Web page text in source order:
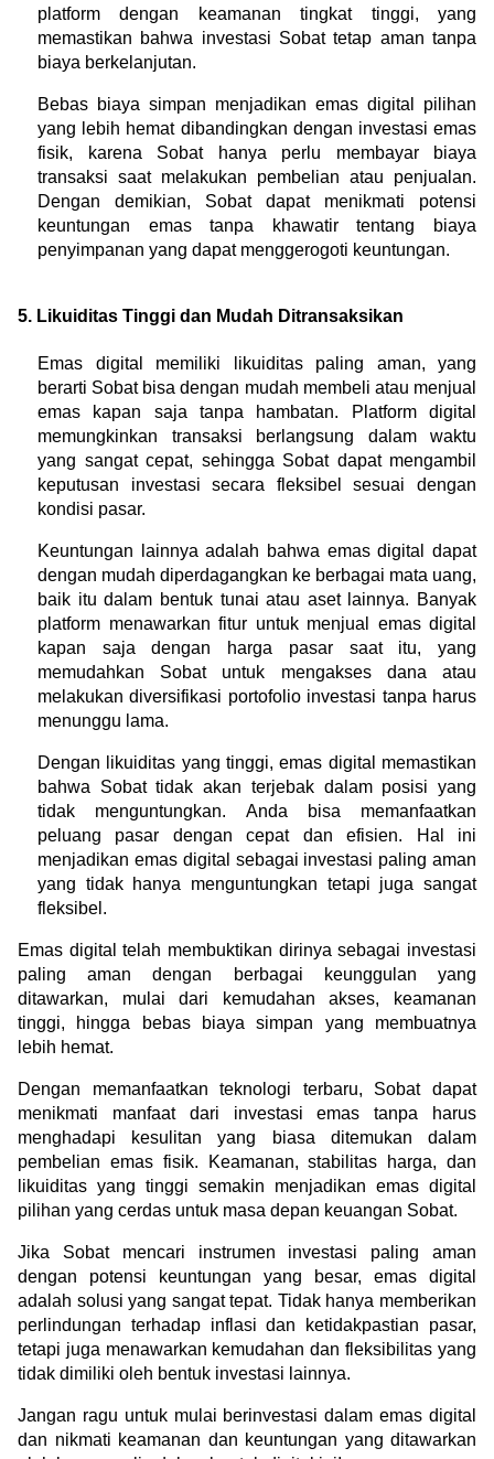
platform dengan keamanan tingkat tinggi, yang
memastikan bahwa investasi Sobat tetap aman tanpa
biaya berkelanjutan.
Bebas biaya simpan menjadikan emas digital pilihan
yang lebih hemat dibandingkan dengan investasi emas
fisik, karena Sobat hanya perlu membayar biaya
transaksi saat melakukan pembelian atau penjualan.
Dengan demikian, Sobat dapat menikmati potensi
keuntungan emas tanpa khawatir tentang biaya
penyimpanan yang dapat menggerogoti keuntungan.
5. Likuiditas Tinggi dan Mudah Ditransaksikan
Emas digital memiliki likuiditas paling aman, yang
berarti Sobat bisa dengan mudah membeli atau menjual
emas kapan saja tanpa hambatan. Platform digital
memungkinkan transaksi berlangsung dalam waktu
yang sangat cepat, sehingga Sobat dapat mengambil
keputusan investasi secara fleksibel sesuai dengan
kondisi pasar.
Keuntungan lainnya adalah bahwa emas digital dapat
dengan mudah diperdagangkan ke berbagai mata uang,
baik itu dalam bentuk tunai atau aset lainnya. Banyak
platform menawarkan fitur untuk menjual emas digital
kapan saja dengan harga pasar saat itu, yang
memudahkan Sobat untuk mengakses dana atau
melakukan diversifikasi portofolio investasi tanpa harus
menunggu lama.
Dengan likuiditas yang tinggi, emas digital memastikan
bahwa Sobat tidak akan terjebak dalam posisi yang
tidak menguntungkan. Anda bisa memanfaatkan
peluang pasar dengan cepat dan efisien. Hal ini
menjadikan emas digital sebagai investasi paling aman
yang tidak hanya menguntungkan tetapi juga sangat
fleksibel.
Emas digital telah membuktikan dirinya sebagai investasi
paling aman dengan berbagai keunggulan yang
ditawarkan, mulai dari kemudahan akses, keamanan
tinggi, hingga bebas biaya simpan yang membuatnya
lebih hemat.
Dengan memanfaatkan teknologi terbaru, Sobat dapat
menikmati manfaat dari investasi emas tanpa harus
menghadapi kesulitan yang biasa ditemukan dalam
pembelian emas fisik. Keamanan, stabilitas harga, dan
likuiditas yang tinggi semakin menjadikan emas digital
pilihan yang cerdas untuk masa depan keuangan Sobat.
Jika Sobat mencari instrumen investasi paling aman
dengan potensi keuntungan yang besar, emas digital
adalah solusi yang sangat tepat. Tidak hanya memberikan
perlindungan terhadap inflasi dan ketidakpastian pasar,
tetapi juga menawarkan kemudahan dan fleksibilitas yang
tidak dimiliki oleh bentuk investasi lainnya.
Jangan ragu untuk mulai berinvestasi dalam emas digital
dan nikmati keamanan dan keuntungan yang ditawarkan